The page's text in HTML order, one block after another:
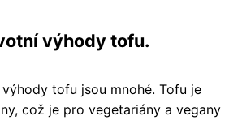
výhody tofu.
tofu jsou mnohé. Tofu je
což je pro vegetariány a vegany